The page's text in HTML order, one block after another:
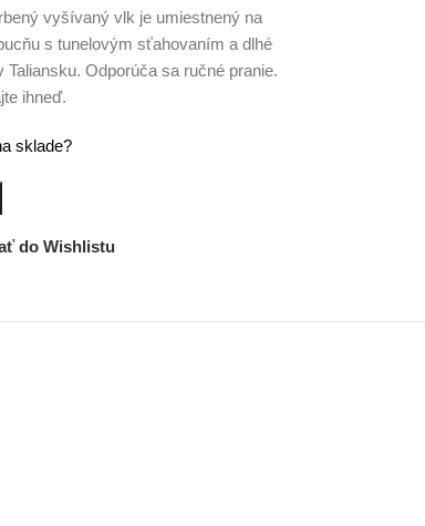
vyšívaný vlk je umiestnený na
s tunelovým sťahovaním a dlhé
Odporúča sa ručné pranie.
ihneď.
sklade?
do Wishlistu